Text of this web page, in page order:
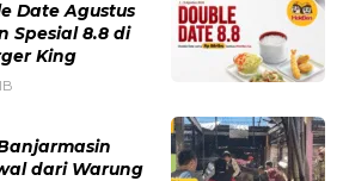
Date Agustus
Spesial 8.8 di
King
dari Warung